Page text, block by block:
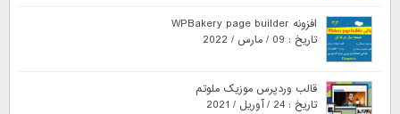
افزونه WPBakery page builder
تاریخ : 09 / مارس / 2022
قالب وردپرس موزیک ملوتم
تاریخ : 24 / آوریل / 2021